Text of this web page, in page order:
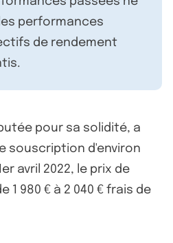
performances
de rendement
pour sa solidité, a
souscription d'environ
avril 2022, le prix de
1 980 € à 2 040 € frais de